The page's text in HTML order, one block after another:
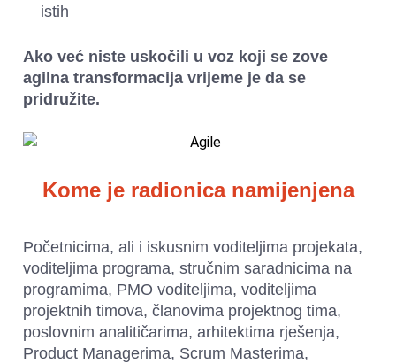
istih
Ako već niste uskočili u voz koji se zove
agilna transformacija vrijeme je da se
pridružite.
Kome je radionica namijenjena
Početnicima, ali i iskusnim voditeljima projekata,
voditeljima programa, stručnim saradnicima na
programima, PMO voditeljima, voditeljima
projektnih timova, članovima projektnog tima,
poslovnim analitičarima, arhitektima rješenja,
Product Managerima, Scrum Masterima,